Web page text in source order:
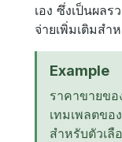
เอง ซึ่งเป็นผล
จ่ายเพิ่มเติมส
Example
ราคาขายขอ
เทมเพลตขอ
สำหรับตัวเลื